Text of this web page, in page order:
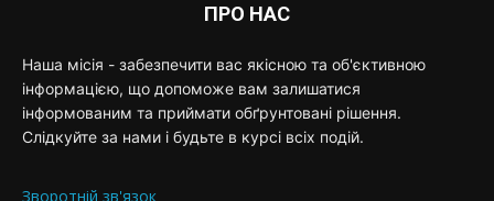
ПРО НАС
Наша місія - забезпечити вас якісною та об'єктивною
інформацією, що допоможе вам залишатися
інформованим та приймати обґрунтовані рішення.
Слідкуйте за нами і будьте в курсі всіх подій.
Зворотній зв'язок